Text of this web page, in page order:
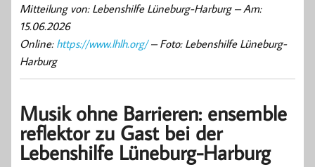
Mitteilung von: Lebenshilfe Lüneburg-Harburg –Am:
15.06.2026
Online: https://www.lhlh.org/– Foto: Lebenshilfe Lüneburg-
Harburg
Musik ohne Barrieren: ensemble
reflektor zu Gast bei der
Lebenshilfe Lüneburg-Harburg